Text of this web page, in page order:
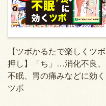
【ツボかるたで楽しくツボ
押し】「ち」…消化不良、
不眠、胃の痛みなどに効く
ツボ